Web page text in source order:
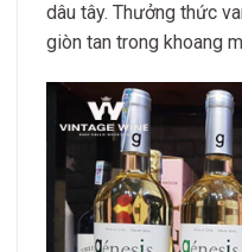
dâu tây. Thưởng thức
giòn tan trong khoang